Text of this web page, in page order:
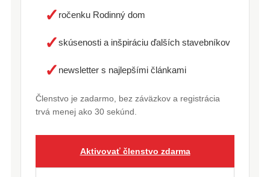
✓ ročenku Rodinný dom
✓skúsenosti a inšpiráciu ďalších stavebníkov
✓ newsletter s najlepšími článkami
Členstvo je zadarmo, bez záväzkov a registrácia
trvá menej ako 30 sekúnd.
Aktivovať členstvo zdarma